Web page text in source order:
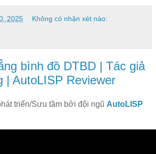
2025 Không có nhận xét nào:
bình đồ DTBD | Tác giả
| AutoLISP Reviewer
triển/Sưu tầm bởi đội ngũ AutoLISP